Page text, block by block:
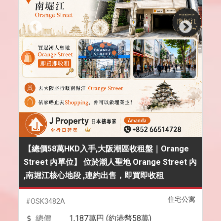
【總價58萬HKD入手,大阪潮區收租盤｜Orange
Street 內單位】 位於潮人聖地 Orange Street 內
,南堀江核心地段 ,連約出售，即買即收租
住宅公寓
#OSK3482A
總價 1,187萬円 (約港幣58萬)